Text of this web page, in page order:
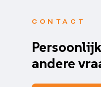
CONTACT
andere